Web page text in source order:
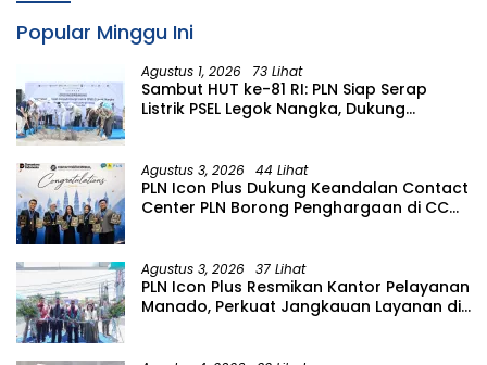
Popular Minggu Ini
Agustus 1, 2026 73 Lihat
Sambut HUT ke-81 RI: PLN Siap Serap
Listrik PSEL Legok Nangka, Dukung
Agustus 3, 2026 44 Lihat
PLN Icon Plus Dukung Keandalan Contact
Center PLN Borong Penghargaan di CCW
Agustus 3, 2026 37 Lihat
PLN Icon Plus Resmikan Kantor Pelayanan
Manado, Perkuat Jangkauan Layanan di